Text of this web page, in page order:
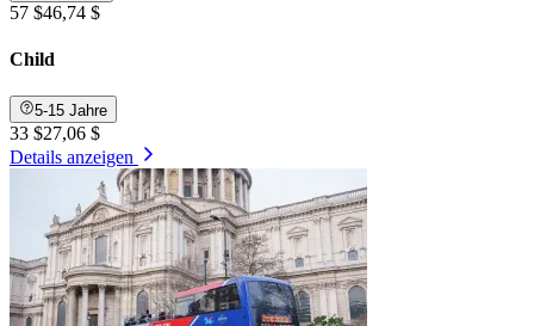
57 $46,74 $
Child
5-15 Jahre
33 $27,06 $
Details anzeigen